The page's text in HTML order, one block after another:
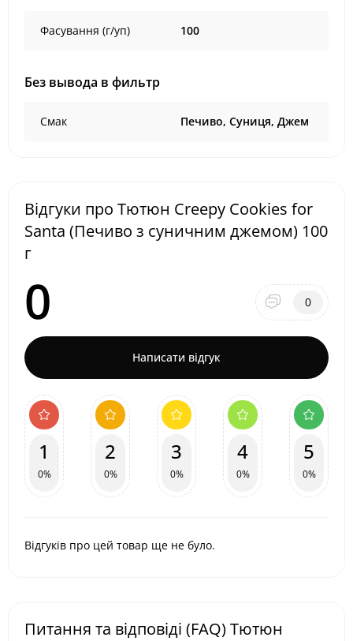
Фасування (г/уп) 100
Без вывода в фильтр
Смак Печиво, Суниця, Джем
Відгуки про Тютюн Creepy Cookies for
Santa (Печиво з суничним джемом) 100
г
0 0
Написати відгук
1
0%
2
0%
3
0%
4
0%
5
0%
Відгуків про цей товар ще не було.
Питання та відповіді (FAQ) Тютюн